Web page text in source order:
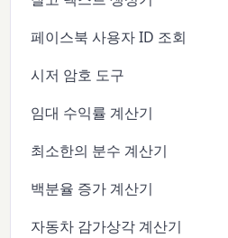
페이스북 사용자 ID 조회
시저 암호 도구
임대 수익률 계산기
최소한의 분수 계산기
백분율 증가 계산기
자동차 감가상각 계산기